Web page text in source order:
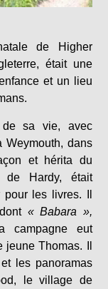
de Higher
était une
et un lieu
sa vie, avec
Weymouth, dans
et hérita du
de Hardy, était
les livres. Il
« Babara »,
campagne eut
Thomas. Il
les panoramas
le village de